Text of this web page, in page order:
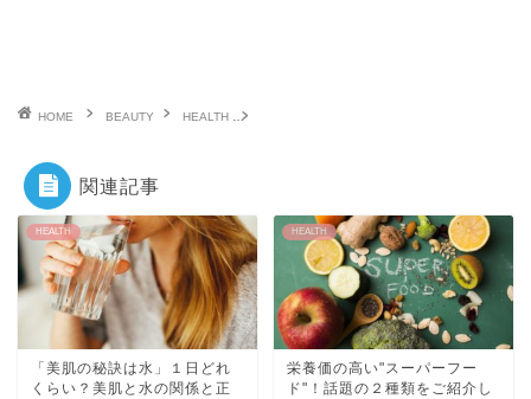
HOME BEAUTY HEALTH
関連記事
HEALTH
「美肌の秘訣は水」１日どれ
くらい？美肌と水の関係と正
HEALTH
栄養価の高い"スーパーフー
ド"！話題の２種類をご紹介し